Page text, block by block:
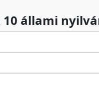
állami